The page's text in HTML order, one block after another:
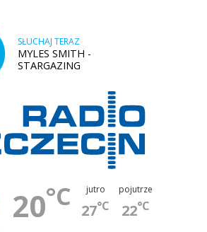
SŁUCHAJ TERAZ
MYLES SMITH -
STARGAZING
20°C jutro
27°C
pojutrze
22°C